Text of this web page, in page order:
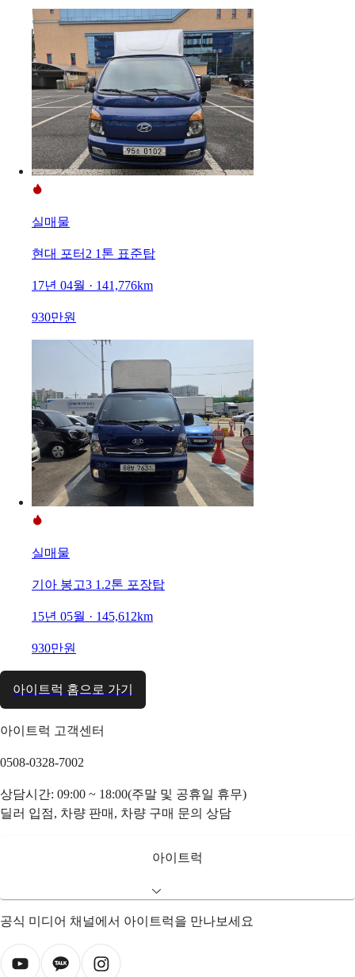
실매물
현대 포터2 1톤 표준탑
17년 04월 · 141,776km
930만원
실매물
기아 봉고3 1.2톤 포장탑
15년 05월 · 145,612km
930만원
아이트럭 홈으로 가기
아이트럭 고객센터
0508-0328-7002
상담시간: 09:00 ~ 18:00(주말 및 공휴일 휴무)
딜러 입점, 차량 판매, 차량 구매 문의 상담
아이트럭
공식 미디어 채널에서 아이트럭을 만나보세요